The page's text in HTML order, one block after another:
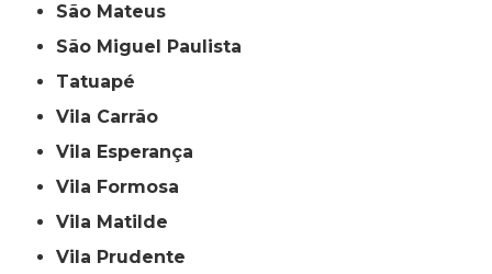
São Mateus
São Miguel Paulista
Tatuapé
Vila Carrão
Vila Esperança
Vila Formosa
Vila Matilde
Vila Prudente